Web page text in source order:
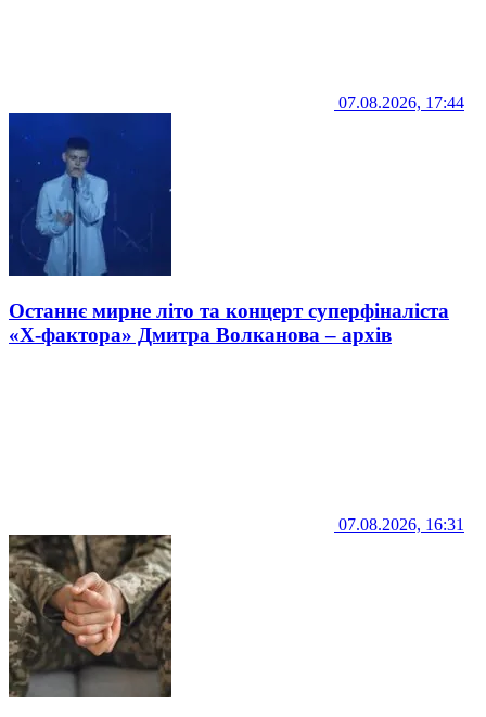
07.08.2026, 17:44
Останнє мирне літо та концерт суперфіналіста
«Х-фактора» Дмитра Волканова – архів
07.08.2026, 16:31